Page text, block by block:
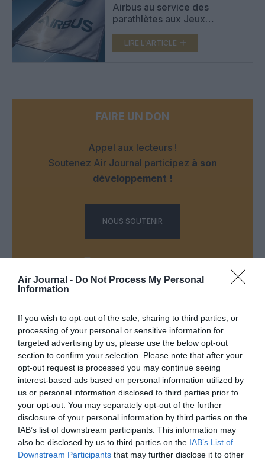
Air Journal - Do Not Process My Personal
Information
If you wish to opt-out of the sale, sharing to third parties, or
processing of your personal or sensitive information for
targeted advertising by us, please use the below opt-out
section to confirm your selection. Please note that after your
opt-out request is processed you may continue seeing
interest-based ads based on personal information utilized by
us or personal information disclosed to third parties prior to
your opt-out. You may separately opt-out of the further
disclosure of your personal information by third parties on the
IAB’s list of downstream participants. This information may
also be disclosed by us to third parties on the IAB’s List of
Downstream Participants that may further disclose it to other
Airbus au service des
parathlètes aux Jeux
LIRE L'ARTICLE
FAIRE UN DON
Appel aux lecteurs !
Soutenez Air Journal participez à son
développement !
NOUS SOUTENIR
DERNIERS COMMENTAIRES
BLU83120
a commenté l'article :
Incivilités à Bangkok : 22 passagers chinois refusés à
bord après une course-poursuite, l’incident devient
diplomatique
BLU83120a commenté l'article :